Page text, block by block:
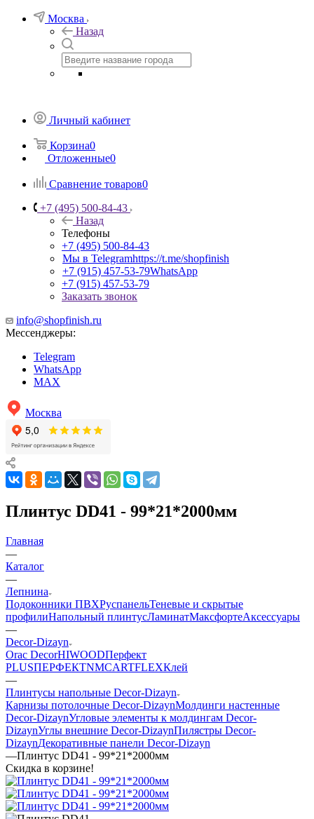
Москва
Назад
Личный кабинет
Корзина0
Отложенные0
Сравнение товаров0
+7 (495) 500-84-43
Назад
Телефоны
+7 (495) 500-84-43
Мы в Telegramhttps://t.me/shopfinish
+7 (915) 457-53-79WhatsApp
+7 (915) 457-53-79
Заказать звонок
info@shopfinish.ru
Мессенджеры:
Telegram
WhatsApp
MAX
Москва
Плинтус DD41 - 99*21*2000мм
Главная
—
Каталог
—
Лепнина
Подоконники ПВХРуспанельТеневые и скрытые
профилиНапольный плинтусЛаминатМаксфортеАксессуары
—
Decor-Dizayn
Orac DecorHIWOODПерфект
PLUSПЕРФЕКТNMCARTFLEXКлей
—
Плинтусы напольные Decor-Dizayn
Карнизы потолочные Decor-DizaynМолдинги настенные
Decor-DizaynУгловые элементы к молдингам Decor-
DizaynУглы внешние Decor-DizaynПилястры Decor-
DizaynДекоративные панели Decor-Dizayn
—Плинтус DD41 - 99*21*2000мм
Скидка в корзине!